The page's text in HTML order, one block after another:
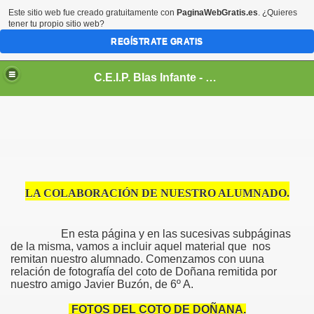
C.E.I.P. Blas Infante - Sanlúcar de Barrameda, Cádiz
LA COLABORACIÓN DE NUESTRO ALUMNADO.
En esta página y en las sucesivas subpáginas
de la misma, vamos a incluir aquel material que nos
remitan nuestro alumnado. Comenzamos con uuna
relación de fotografía del coto de Doñana remitida por
nuestro amigo Javier Buzón, de 6º A.
FOTOS DEL COTO DE DOÑANA.
Este sitio web fue creado gratuitamente con PaginaWebGratis.es. ¿Quieres
tener tu propio sitio web?
REGÍSTRATE GRATIS